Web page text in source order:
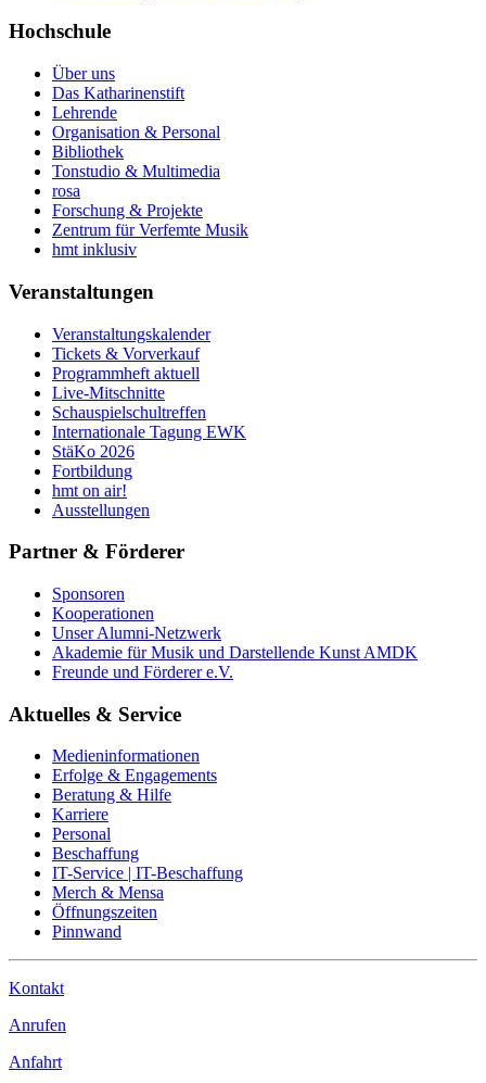
Hochschule
Über uns
Das Katharinenstift
Lehrende
Organisation & Personal
Bibliothek
Tonstudio & Multimedia
rosa
Forschung & Projekte
Zentrum für Verfemte Musik
hmt inklusiv
Veranstaltungen
Veranstaltungskalender
Tickets & Vorverkauf
Programmheft aktuell
Live-Mitschnitte
Schauspielschultreffen
Internationale Tagung EWK
StäKo 2026
Fortbildung
hmt on air!
Ausstellungen
Partner & Förderer
Sponsoren
Kooperationen
Unser Alumni-Netzwerk
Akademie für Musik und Darstellende Kunst AMDK
Freunde und Förderer e.V.
Aktuelles & Service
Medieninformationen
Erfolge & Engagements
Beratung & Hilfe
Karriere
Personal
Beschaffung
IT-Service | IT-Beschaffung
Merch & Mensa
Öffnungszeiten
Pinnwand
Kontakt
Anrufen
Anfahrt